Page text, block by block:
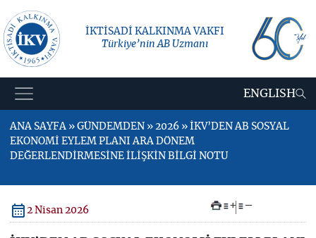
İKTİSADİ KALKINMA VAKFI
Türkiye’nin AB Uzmanı
ENGLISH
ANA SAYFA » GÜNDEMDEN » 2026 » İKV’DEN AB SOSYAL
EKONOMİ EYLEM PLANI ARA DÖNEM
DEĞERLENDİRMESİNE İLİŞKİN BİLGİ NOTU
2 Nisan 2026 + –